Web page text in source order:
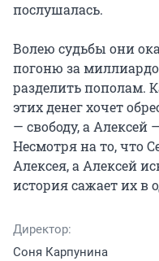
послушалась.
Волею судьбы они
погоню за
разделить пополам.
этих денег хочет
— свободу, а Алексей
Несмотря на то, что
Алексея, а Алексей
история сажает их в
Директор:
Соня Карпунина